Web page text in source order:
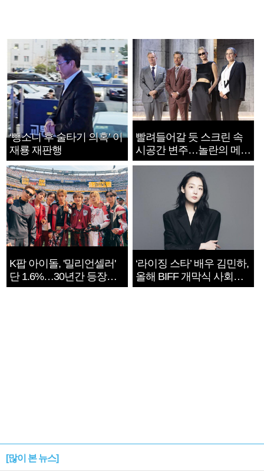
‘뺑소니 후 술타기 의혹’ 이
재룡 재판행
빨려들어갈 듯 스크린 속
시공간 변주…놀란의 메시
지는 ‘전쟁 속죄’
K팝 아이돌, '밀리언셀러'
단 1.6%…30년간 등장
1182개팀 전수조사
‘라이징 스타’ 배우 김민하,
올해 BIFF 개막식 사회자
확정
[많이 본 뉴스]